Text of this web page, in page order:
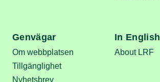
Genvägar
Om webbplatsen
Tillgänglighet
Nyhetsbrev
In English
About LRF